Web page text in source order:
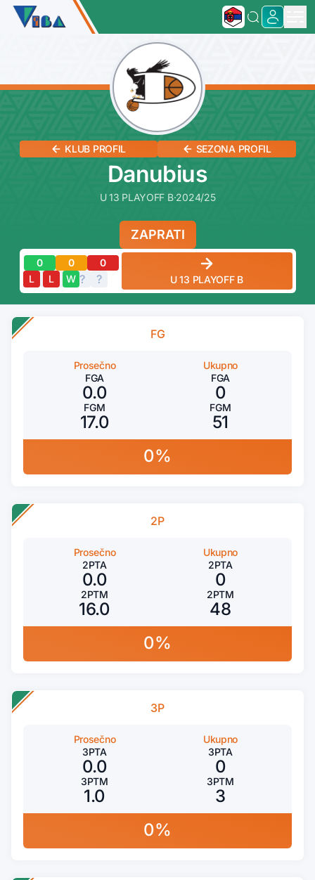
KLUB PROFIL SEZONA PROFIL
Danubius
U 13 PLAYOFF B·2024/25
ZAPRATI
0 0 0
? ? ? ? ?
L L W U 13 PLAYOFF B
FG
Prosečno
FGA
0.0
FGM
17.0
Ukupno
FGA
0
FGM
51
0%
2P
Prosečno
2PTA
0.0
2PTM
16.0
Ukupno
2PTA
0
2PTM
48
0%
3P
Prosečno
3PTA
0.0
3PTM
1.0
Ukupno
3PTA
0
3PTM
3
0%